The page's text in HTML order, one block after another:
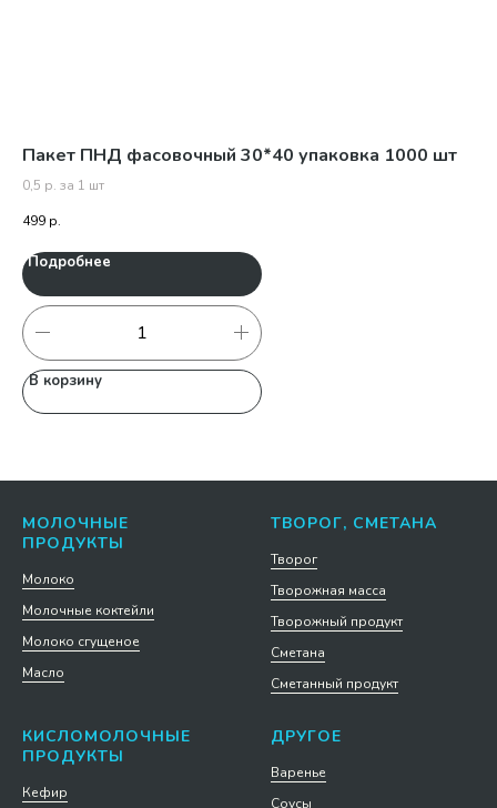
Пакет ПНД фасовочный 30*40 упаковка 1000 шт
0,5 р. за 1 шт
499 р.
Подробнее
В корзину
МОЛОЧНЫЕ
ПРОДУКТЫ
Молоко
Молочные коктейли
Молоко сгущеное
Масло
ТВОРОГ, СМЕТАНА
Творог
Творожная масса
Творожный продукт
Сметана
Сметанный продукт
КИСЛОМОЛОЧНЫЕ
ПРОДУКТЫ
Кефир
ДРУГОЕ
Варенье
Соусы